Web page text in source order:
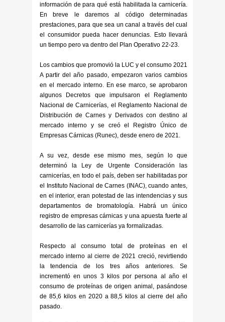
información de para qué está habilitada la carnicería.
En breve le daremos al código determinadas
prestaciones, para que sea un canal a través del cual
el consumidor pueda hacer denuncias. Esto llevará
un tiempo pero va dentro del Plan Operativo 22-23.
Los cambios que promovió la LUC y el consumo 2021
A partir del año pasado, empezaron varios cambios
en el mercado interno. En ese marco, se aprobaron
algunos Decretos que impulsaron el Reglamento
Nacional de Carnicerías, el Reglamento Nacional de
Distribución de Carnes y Derivados con destino al
mercado interno y se creó el Registro Único de
Empresas Cárnicas (Runec), desde enero de 2021.
A su vez, desde ese mismo mes, según lo que
determinó la Ley de Urgente Consideración las
carnicerías, en todo el país, deben ser habilitadas por
el Instituto Nacional de Carnes (INAC), cuando antes,
en el interior, eran potestad de las intendencias y sus
departamentos de bromatología. Habrá un único
registro de empresas cárnicas y una apuesta fuerte al
desarrollo de las carnicerías ya formalizadas.
Respecto al consumo total de proteínas en el
mercado interno al cierre de 2021 creció, revirtiendo
la tendencia de los tres años anteriores. Se
incrementó en unos 3 kilos por persona al año el
consumo de proteínas de origen animal, pasándose
de 85,6 kilos en 2020 a 88,5 kilos al cierre del año
pasado.